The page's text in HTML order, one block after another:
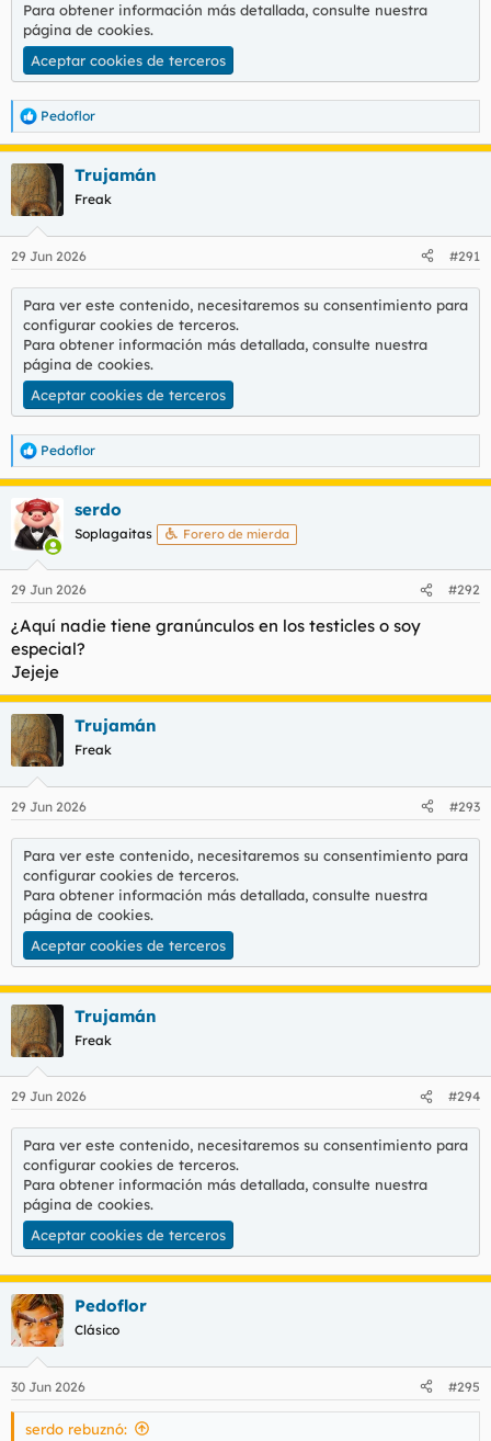
Para obtener información más detallada, consulte nuestra
página de cookies.
Aceptar cookies de terceros
R
e
a
c
c
i
e
Pedoflor
Trujamán
Freak
29 Jun 2026 #291
Para ver este contenido, necesitaremos su consentimiento para
configurar cookies de terceros.
Para obtener información más detallada, consulte nuestra
página de cookies.
Aceptar cookies de terceros
R
e
a
c
c
i
e
:
Pedoflor
serdo
Soplagaitas Forero de mierda
29 Jun 2026 #292
¿Aquí nadie tiene granúnculos en los testicles o soy
especial?
Jejeje
Trujamán
Freak
29 Jun 2026 #293
Para ver este contenido, necesitaremos su consentimiento para
configurar cookies de terceros.
Para obtener información más detallada, consulte nuestra
página de cookies.
Aceptar cookies de terceros
Trujamán
Freak
29 Jun 2026 #294
Para ver este contenido, necesitaremos su consentimiento para
configurar cookies de terceros.
Para obtener información más detallada, consulte nuestra
página de cookies.
Aceptar cookies de terceros
Pedoflor
Clásico
30 Jun 2026 #295
serdo rebuznó: